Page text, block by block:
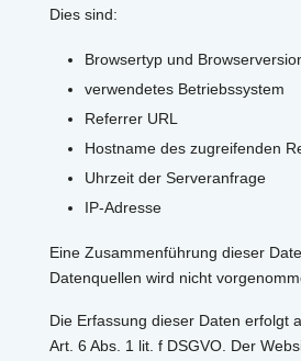
Dies sind:
Browsertyp und
verwendetes Betriebssystem
Referrer URL
Hostname des zugreifenden
Uhrzeit der Serveranfrage
IP-Adresse
Eine Zusammenführung dieser
Datenquellen wird nicht
Die Erfassung dieser Daten erfolgt
Art. 6 Abs. 1 lit. f DSGVO. Der